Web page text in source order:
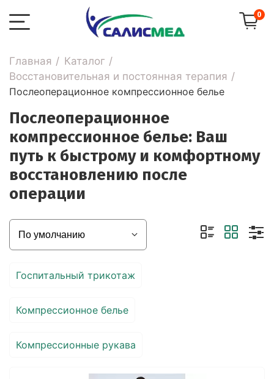
0
Главная
Каталог
Восстановительная и постоянная терапия
Послеоперационное компрессионное белье
Послеоперационное
компрессионное белье: Ваш
путь к быстрому и комфортному
восстановлению после
операции
Госпитальный трикотаж
Компрессионное белье
Компрессионные рукава